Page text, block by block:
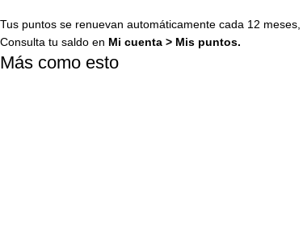
Tus puntos se renuevan automáticamente cada 12
Consulta tu saldo en Mi cuenta > Mis puntos.
Más como esto